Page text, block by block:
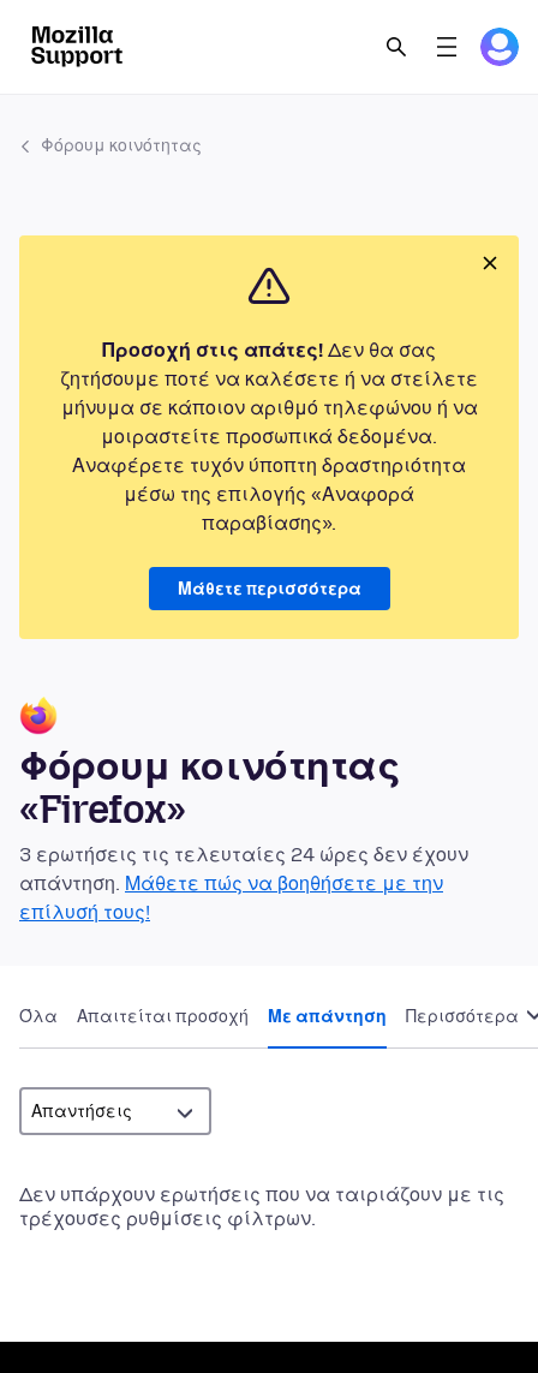
Φόρουμ κοινότητας
Προσοχή στις απάτες! Δεν θα σας
ζητήσουμε ποτέ να καλέσετε ή να στείλετε
μήνυμα σε κάποιον αριθμό τηλεφώνου ή να
μοιραστείτε προσωπικά δεδομένα.
Αναφέρετε τυχόν ύποπτη δραστηριότητα
μέσω της επιλογής «Αναφορά
παραβίασης».
Μάθετε περισσότερα
Φόρουμ κοινότητας
«Firefox»
3 ερωτήσεις τις τελευταίες 24 ώρες δεν έχουν
απάντηση. Μάθετε πώς να βοηθήσετε με την
επίλυσή τους!
Όλα Απαιτείται προσοχή Με απάντηση Περισσότερα
Δεν υπάρχουν ερωτήσεις που να ταιριάζουν με τις
τρέχουσες ρυθμίσεις φίλτρων.